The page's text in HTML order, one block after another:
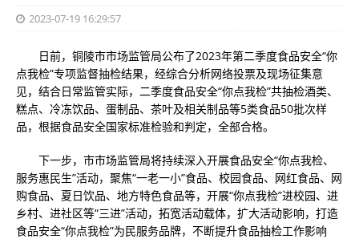
2023-07-19 16:29:57
日前，铜陵市市场监管局公布了2023年第二季度食品安全“你
点我检”专项监督抽检结果，经综合分析网络投票及现场征集意
见，结合日常监管实际，二季度食品安全“你点我检”共抽检酒类、
糕点、冷冻饮品、蛋制品、茶叶及相关制品等5类食品50批次样
品，根据食品安全国家标准检验和判定，全部合格。
下一步，市市场监管局将持续深入开展食品安全“你点我检、
服务惠民生”活动，聚焦“一老一小”食品、校园食品、网红食品、网
购食品、夏日饮品、地方特色食品等，开展“你点我检”进校园、进
乡村、进社区等“三进”活动，拓宽活动载体，扩大活动影响，打造
食品安全“你点我检”为民服务品牌，不断提升食品抽检工作影响